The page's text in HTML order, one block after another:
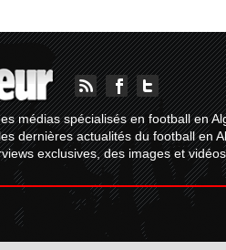
médias spécialisés en football en
dernières actualités du football en
exclusives, des images et